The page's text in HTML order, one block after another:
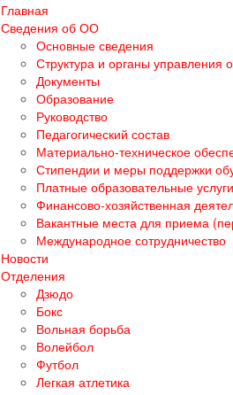
Главная
Сведения об ОО
Основные сведения
Структура и органы управления
Документы
Образование
Руководство
Педагогический состав
Материально-техническое
Стипендии и меры поддержки
Платные образовательные услуги
Финансово-хозяйственная
Вакантные места для приема
Международное сотрудничество
Новости
Отделения
Дзюдо
Бокс
Вольная борьба
Волейбол
Футбол
Легкая атлетика